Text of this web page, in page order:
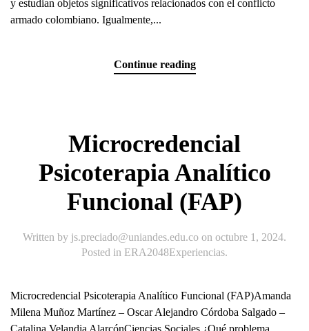
y estudian objetos significativos relacionados con el conflicto
armado colombiano. Igualmente,...
Continue reading
Microcredencial
Psicoterapia Analítico
Funcional (FAP)
Written by js.preciado@uniandes.edu.co on octubre 1, 2024.
Posted in ERA2048Experiencias.
Microcredencial Psicoterapia Analítico Funcional (FAP)Amanda
Milena Muñoz Martínez – Oscar Alejandro Córdoba Salgado –
Catalina Velandia AlarcónCiencias Sociales ¿Qué problema